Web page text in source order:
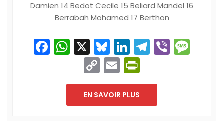
Damien 14 Bedot Cecile 15 Beliard Mandel 16
Berrabah Mohamed 17 Berthon
Facebook
WhatsApp
X Bluesky
LinkedIn
Telegram
Viber
Copy
Link
Email
EN SAVOIR PLUS